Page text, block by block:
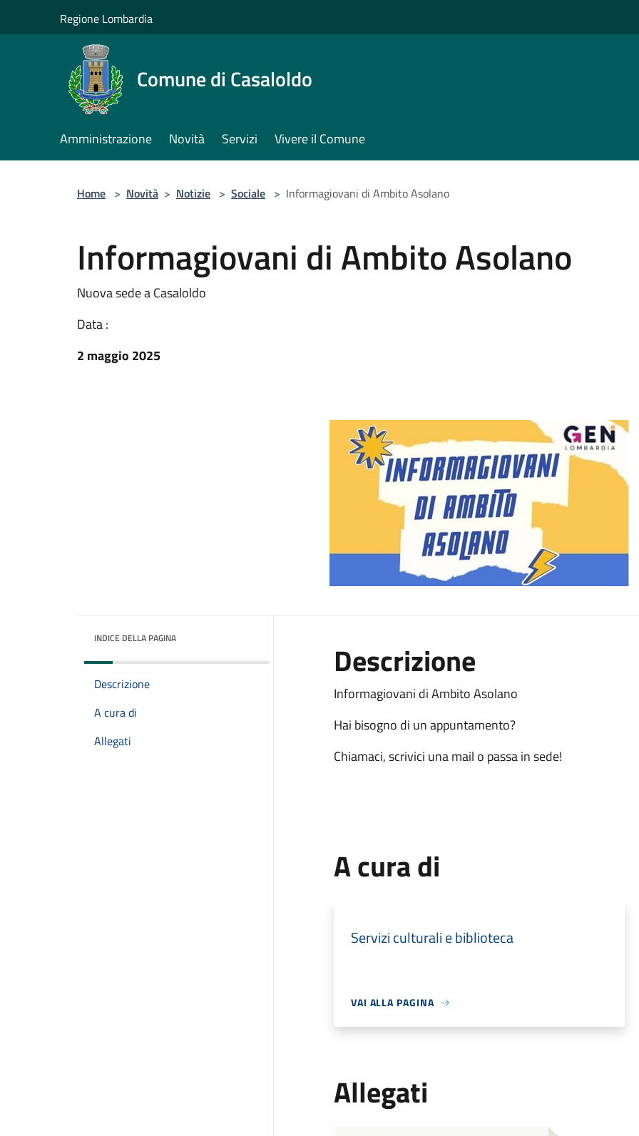
Regione Lombardia
Comune di Casaloldo
Amministrazione Novità Servizi Vivere il Comune
Home > Novità > Notizie > Sociale > Informagiovani di Ambito Asolano
Informagiovani di Ambito Asolano
Nuova sede a Casaloldo
Data :
2 maggio 2025
INDICE DELLA PAGINA
Descrizione
A cura di
Allegati
Descrizione
Informagiovani di Ambito Asolano
Hai bisogno di un appuntamento?
Chiamaci, scrivici una mail o passa in sede!
A cura di
Servizi culturali e biblioteca
VAI ALLA PAGINA
Allegati